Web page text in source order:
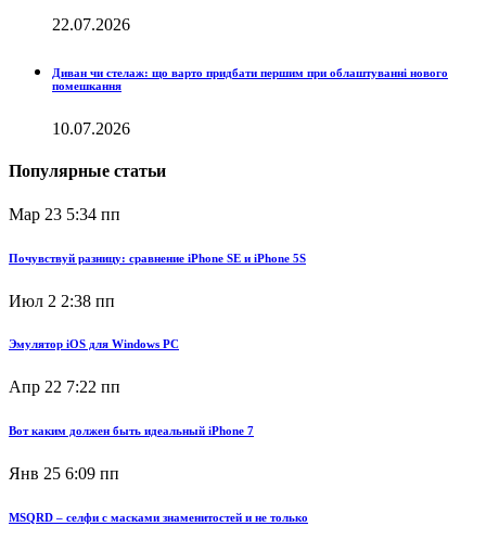
22.07.2026
Диван чи стелаж: що варто придбати першим при облаштуванні нового
помешкання
10.07.2026
Популярные статьи
Мар 23 5:34 пп
Почувствуй разницу: сравнение iPhone SE и iPhone 5S
Июл 2 2:38 пп
Эмулятор iOS для Windows PC
Апр 22 7:22 пп
Вот каким должен быть идеальный iPhone 7
Янв 25 6:09 пп
MSQRD – селфи с масками знаменитостей и не только